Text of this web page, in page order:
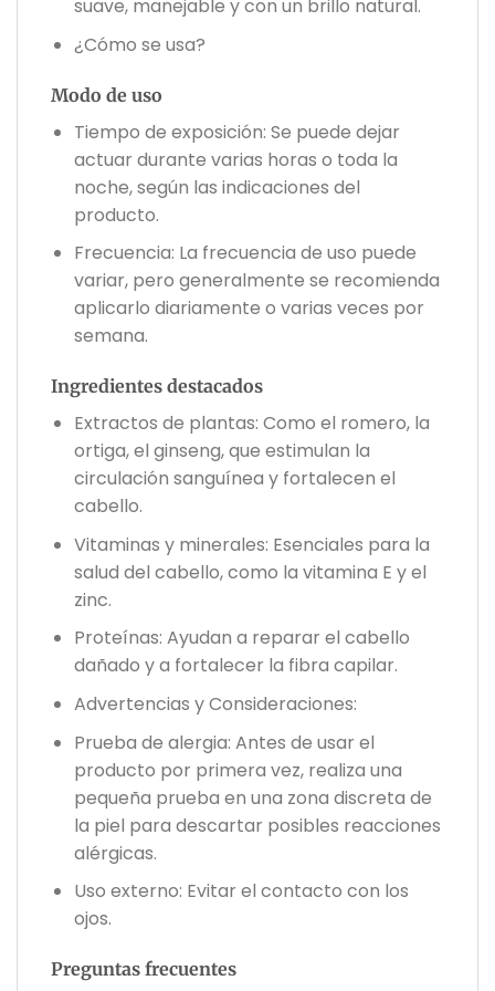
suave, manejable y con un brillo natural.
¿Cómo se usa?
Modo de uso
Tiempo de exposición: Se puede dejar
actuar durante varias horas o toda la
noche, según las indicaciones del
producto.
Frecuencia: La frecuencia de uso puede
variar, pero generalmente se recomienda
aplicarlo diariamente o varias veces por
semana.
Ingredientes destacados
Extractos de plantas: Como el romero, la
ortiga, el ginseng, que estimulan la
circulación sanguínea y fortalecen el
cabello.
Vitaminas y minerales: Esenciales para la
salud del cabello, como la vitamina E y el
zinc.
Proteínas: Ayudan a reparar el cabello
dañado y a fortalecer la fibra capilar.
Advertencias y Consideraciones:
Prueba de alergia: Antes de usar el
producto por primera vez, realiza una
pequeña prueba en una zona discreta de
la piel para descartar posibles reacciones
alérgicas.
Uso externo: Evitar el contacto con los
ojos.
Preguntas frecuentes